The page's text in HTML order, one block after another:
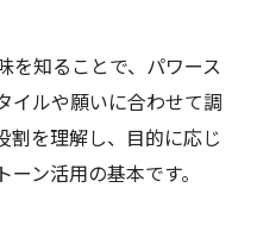
トーンブレスの付け
を長持ちさせるコツ
る実践ポイント
を知ることで、パワース
イルや願いに合わせて調
割を理解し、目的に応じ
ン活用の基本です。